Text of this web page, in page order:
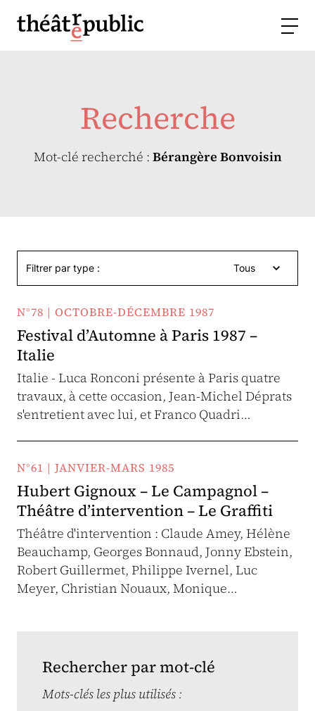
Recherche
Mot-clé recherché : Bérangère Bonvoisin
Filtrer par type : Tous
N°78 | OCTOBRE-DÉCEMBRE 1987
Festival d’Automne à Paris 1987 –
Italie
Italie - Luca Ronconi présente à Paris quatre
travaux, à cette occasion, Jean-Michel Déprats
s'entretient avec lui, et Franco Quadri…
N°61 | JANVIER-MARS 1985
Hubert Gignoux – Le Campagnol –
Théâtre d’intervention – Le Graffiti
Théâtre d'intervention : Claude Amey, Hélène
Beauchamp, Georges Bonnaud, Jonny Ebstein,
Robert Guillermet, Philippe Ivernel, Luc
Meyer, Christian Nouaux, Monique…
Rechercher par mot-clé
Mots-clés les plus utilisés :